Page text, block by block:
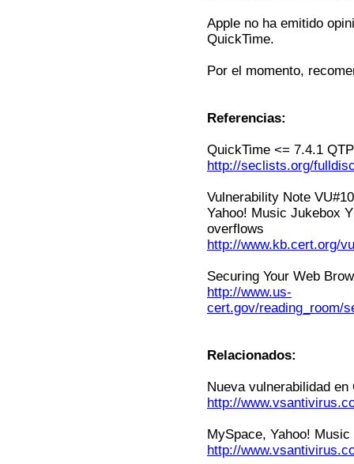
Apple no ha emitido
QuickTime.
Por el momento,
Referencias:
QuickTime <= 7.4.1
http://seclists.org/
Vulnerability Note
Yahoo! Music Jukebox
overflows
http://www.kb.cert.org/
Securing Your Web
http://www.us-
cert.gov/reading_room/
Relacionados:
Nueva vulnerabilidad
http://
MySpace, Yahoo!
http://